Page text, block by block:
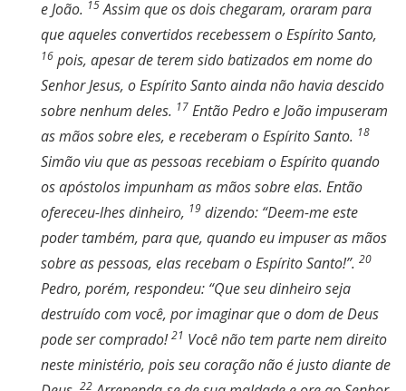
e João. 15Assim que os dois chegaram, oraram para
que aqueles convertidos recebessem o Espírito Santo,
16 pois, apesar de terem sido batizados em nome do
Senhor Jesus, o Espírito Santo ainda não havia descido
sobre nenhum deles. 17 Então Pedro e João impuseram
as mãos sobre eles, e receberam o Espírito Santo. 18
Simão viu que as pessoas recebiam o Espírito quando
os apóstolos impunham as mãos sobre elas. Então
ofereceu-lhes dinheiro, 19 dizendo: “Deem-me este
poder também, para que, quando eu impuser as mãos
sobre as pessoas, elas recebam o Espírito Santo!”. 20
Pedro, porém, respondeu: “Que seu dinheiro seja
destruído com você, por imaginar que o dom de Deus
pode ser comprado!21 Você não tem parte nem direito
neste ministério, pois seu coração não é justo diante de
22